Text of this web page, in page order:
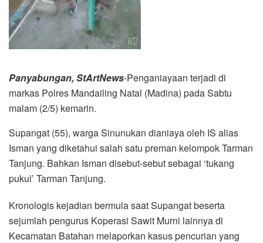
Panyabungan, StArtNews-Penganiayaan terjadi di
markas Polres Mandailing Natal (Madina) pada Sabtu
malam (2/5) kemarin.
Supangat (55), warga Sinunukan dianiaya oleh IS alias
Isman yang diketahui salah satu preman kelompok Tarman
Tanjung. Bahkan Isman disebut-sebut sebagai ‘tukang
pukul’ Tarman Tanjung.
Kronologis kejadian bermula saat Supangat beserta
sejumlah pengurus Koperasi Sawit Murni lainnya di
Kecamatan Batahan melaporkan kasus pencurian yang